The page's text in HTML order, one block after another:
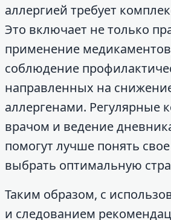
аллергией требует
Это включает не только
применение
соблюдение
направленных на
аллергенами. Регулярные
врачом и ведение
помогут лучше понять
выбрать оптимальную
Таким образом, с
и следованием